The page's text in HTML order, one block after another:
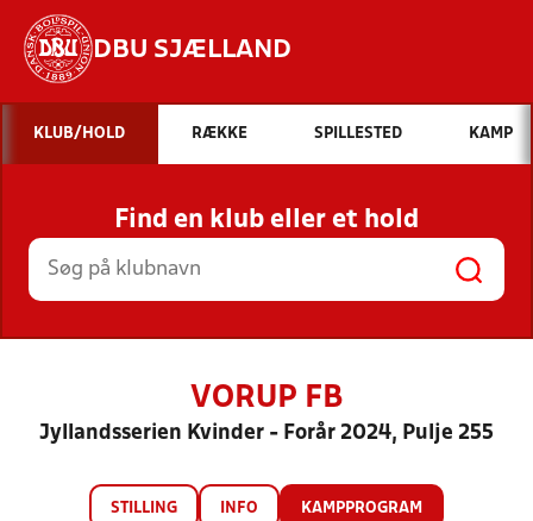
DBU SJÆLLAND
Hvad vil du søge efter?
INDHOLD OG NYHEDER
STILLINGER, RESULTATER, KLUBBER OG
HOLD
KLUB/HOLD RÆKKE SPILLESTED KAMP
Find en klub eller et hold
VORUP FB
Jyllandsserien Kvinder - Forår 2024, Pulje 255
STILLING INFO KAMPPROGRAM